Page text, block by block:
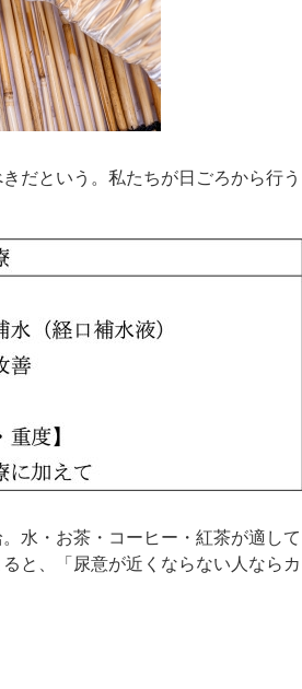
だという。私たちが日ごろから行う
水・お茶・コーヒー・紅茶が適して
と、「尿意が近くならない人ならカ